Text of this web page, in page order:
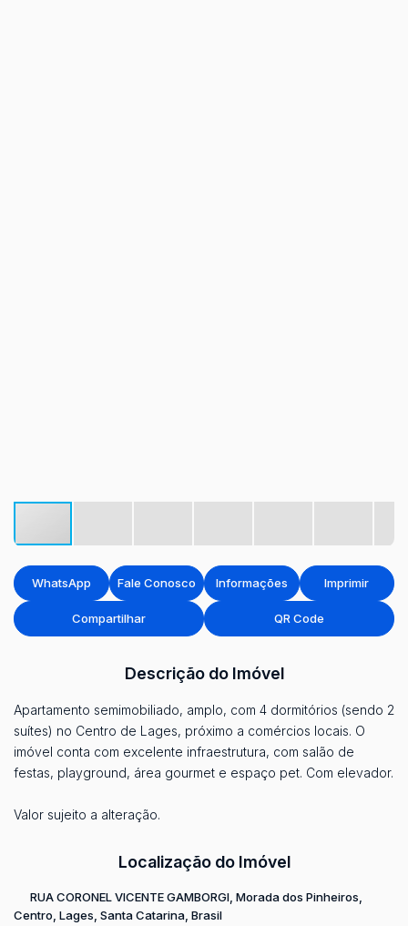
WhatsApp Fale Conosco Informações Imprimir
Compartilhar QR Code
Descrição do Imóvel
Apartamento semimobiliado, amplo, com 4 dormitórios (sendo 2
suítes) no Centro de Lages, próximo a comércios locais. O
imóvel conta com excelente infraestrutura, com salão de
festas, playground, área gourmet e espaço pet. Com elevador.
Valor sujeito a alteração.
Localização do Imóvel
RUA CORONEL VICENTE GAMBORGI Morada dos Pinheiros
Centro Lages Santa Catarina Brasil